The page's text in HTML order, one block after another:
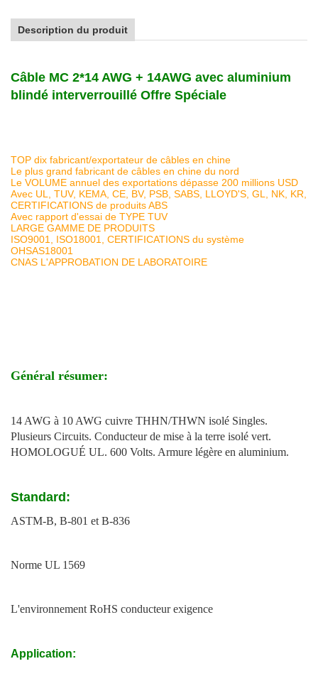
Description du produit
Câble MC 2*14 AWG + 14AWG avec aluminium
blindé interverrouillé Offre Spéciale
TOP dix fabricant/exportateur de câbles en chine
Le plus grand fabricant de câbles en chine du nord
Le VOLUME annuel des exportations dépasse 200 millions USD
Avec UL, TUV, KEMA, CE, BV, PSB, SABS, LLOYD'S, GL, NK, KR,
CERTIFICATIONS de produits ABS
Avec rapport d'essai de TYPE TUV
LARGE GAMME DE PRODUITS
ISO9001, ISO18001, CERTIFICATIONS du système
OHSAS18001
CNAS L'APPROBATION DE LABORATOIRE
Général résumer:
14 AWG à 10 AWG cuivre THHN/THWN isolé Singles.
Plusieurs Circuits. Conducteur de mise à la terre isolé vert.
HOMOLOGUÉ UL. 600 Volts. Armure légère en aluminium.
Standard:
ASTM-B, B-801 et B-836
Norme UL 1569
L'environnement RoHS conducteur exigence
Application: